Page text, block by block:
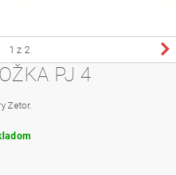
1 z 2
PJ 4
Zetor.